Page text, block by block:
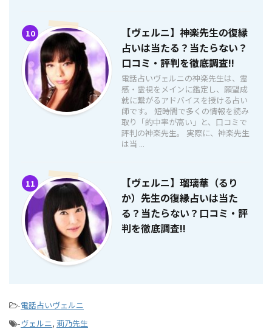
10
【ヴェルニ】神楽先生の復縁
占いは当たる？当たらない？
口コミ・評判を徹底調査!!
電話占いヴェルニの神楽先生は、霊
感・霊視をメインに鑑定し、願望成
就に繋がるアドバイスを授ける占い
師です。 短時間で多くの情報を読み
取り「的中率が高い」と、口コミで
評判の神楽先生。 実際に、神楽先生
は当 ...
11
【ヴェルニ】瑠璃華（るり
か）先生の復縁占いは当た
る？当たらない？口コミ・評
判を徹底調査!!
-電話占いヴェルニ
-ヴェルニ, 莉乃先生